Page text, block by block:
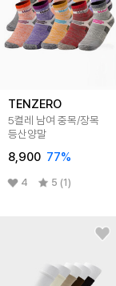
TENZERO
5켤레 남여 중목/장목
등산양말
8,900 77%
4 5 (1)